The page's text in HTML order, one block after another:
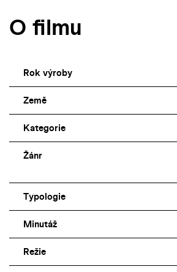
O filmu
Rok výroby
Země
Kategorie
Žánr
Typologie
Minutáž
Režie